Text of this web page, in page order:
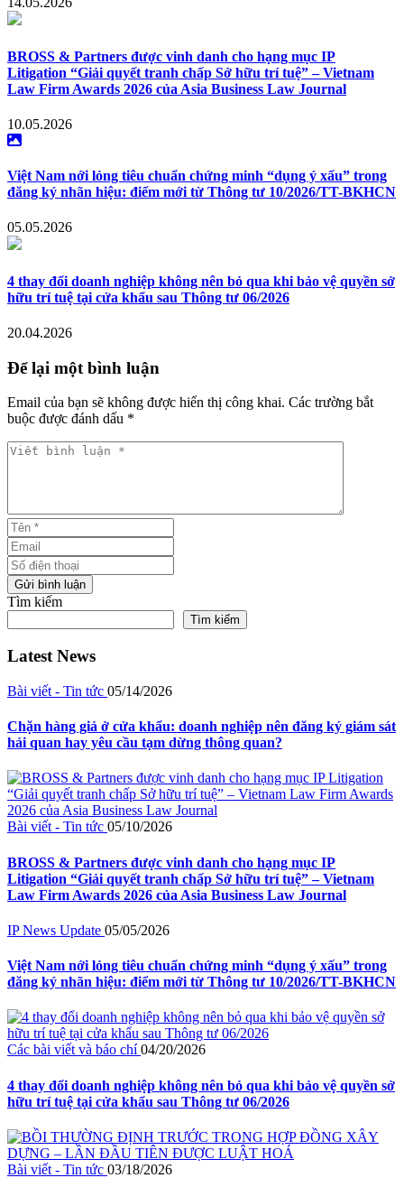
BROSS & Partners được vinh danh cho hạng mục IP
Litigation “Giải quyết tranh chấp Sở hữu trí tuệ” – Vietnam
Law Firm Awards 2026 của Asia Business Law Journal
10.05.2026
Việt Nam nới lỏng tiêu chuẩn chứng minh “dụng ý xấu” trong
đăng ký nhãn hiệu: điểm mới từ Thông tư 10/2026/TT-BKHCN
05.05.2026
4 thay đổi doanh nghiệp không nên bỏ qua khi bảo vệ quyền sở
hữu trí tuệ tại cửa khẩu sau Thông tư 06/2026
20.04.2026
Để lại một bình luận
Email của bạn sẽ không được hiển thị công khai. Các trường bắt
buộc được đánh dấu *
Viết bình luận *
Tên *
Email
Số điện thoại
Gửi bình luận
Tìm kiếm
Tìm kiếm
Latest News
Bài viết - Tin tức 05/14/2026
Chặn hàng giả ở cửa khẩu: doanh nghiệp nên đăng ký giám sát
hải quan hay yêu cầu tạm dừng thông quan?
Bài viết - Tin tức 05/10/2026
BROSS & Partners được vinh danh cho hạng mục IP
Litigation “Giải quyết tranh chấp Sở hữu trí tuệ” – Vietnam
Law Firm Awards 2026 của Asia Business Law Journal
IP News Update 05/05/2026
Việt Nam nới lỏng tiêu chuẩn chứng minh “dụng ý xấu” trong
đăng ký nhãn hiệu: điểm mới từ Thông tư 10/2026/TT-BKHCN
Các bài viết và báo chí 04/20/2026
4 thay đổi doanh nghiệp không nên bỏ qua khi bảo vệ quyền sở
hữu trí tuệ tại cửa khẩu sau Thông tư 06/2026
Bài viết - Tin tức 03/18/2026